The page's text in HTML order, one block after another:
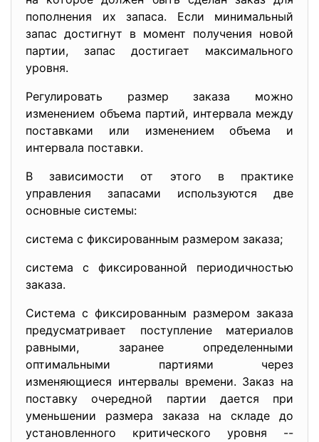
пополнения их запаса. Если минимальный
запас достигнут в момент получения новой
партии, запас достигает максимального
уровня.
Регулировать размер заказа можно
изменением объема партий, интервала между
поставками или изменением объема и
интервала поставки.
В зависимости от этого в практике
управления запасами используются две
основные системы:
система с фиксированным размером заказа;
система с фиксированной периодичностью
заказа.
Система с фиксированным размером заказа
предусматривает поступление материалов
равными, заранее определенными
оптимальными партиями через
изменяющиеся интервалы времени. Заказ на
поставку очередной партии дается при
уменьшении размера заказа на складе до
установленного критического уровня --